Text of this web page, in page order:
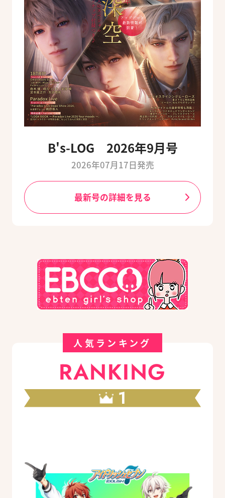
B's-LOG 2026年9月号
2026年07月17日発売
最新号の詳細を見る
人気ランキング
RANKING
1